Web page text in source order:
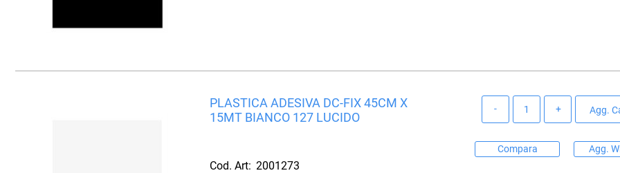
PLASTICA ADESIVA DC-FIX 45CM X
15MT BIANCO 127 LUCIDO
Cod. Art: 2001273
Agg.
Compara Agg.